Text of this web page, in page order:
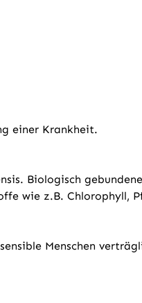
einer Krankheit.
Biologisch
wie z.B. Chlorophyll,
Menschen